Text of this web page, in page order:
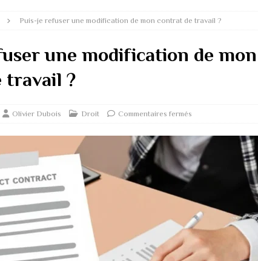
Puis-je refuser une modification de mon contrat de travail ?
une modification de mon
travail ?
Olivier Dubois Droit Commentaires fermés